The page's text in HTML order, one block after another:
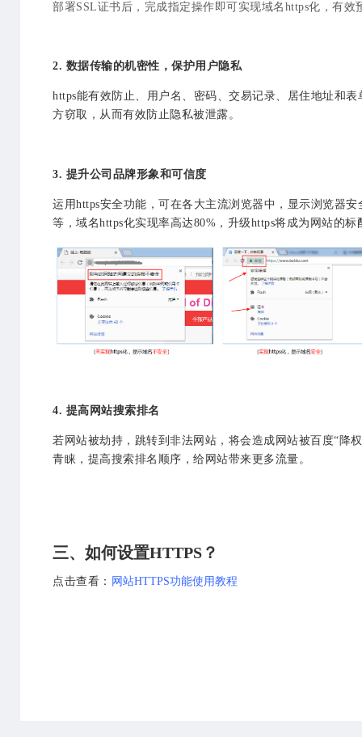
部署SSL证书后，完成指定操作即可实现域名 https化，有效
2. 数据传输的机密性，保护用户隐私
https能有效防止、用户名、密码、交易记录、居住地址和表
方窃取，从而有效防止隐私被泄露。
3. 提升公司品牌形象和可信度
运用https安全功能，可在各大主流浏览器中，显示浏览器
等，域名https化实现率高达80%，升级https将成为网站的标
4. 提高网站搜索排名
若网站被劫持，跳转到非法网站，将会造成网站被百度“降
青睐，提高搜索排名顺序，给网站带来更多流量。
三、如何设置HTTPS？
点击查看： 网站HTTPS功能使用教程